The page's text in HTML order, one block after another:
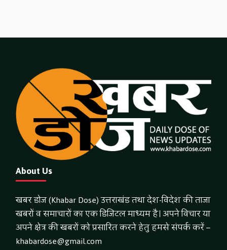
About Us
खबर डोज (Khabar Dose) उत्तराखंड तथा देश-विदेश की ताजा
खबरों व समाचारों का एक डिजिटल माध्यम है। अपने विचार या
अपने क्षेत्र की खबरों को प्रसारित करने हेतु हमसे संपर्क करें –
khabardose@gmail.com